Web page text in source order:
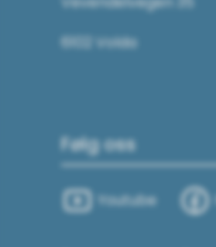
6102 Volda
Følg oss
Youtube